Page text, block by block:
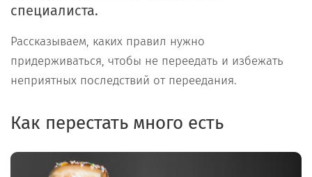
специалиста.
Рассказываем, каких правил нужно
придерживаться, чтобы не переедать и избежать
неприятных последствий от переедания.
Как перестать много есть